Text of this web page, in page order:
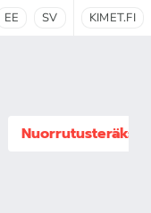
EE SV KIMET.FI
Nuorrutusteräkset